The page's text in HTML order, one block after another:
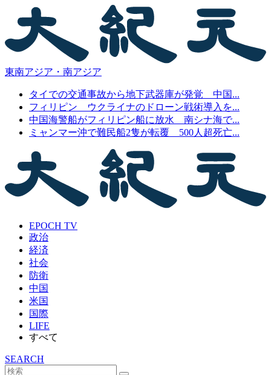
東南アジア・南アジア
タイでの交通事故から地下武器庫が発覚 中国...
フィリピン ウクライナのドローン戦術導入を...
中国海警船がフィリピン船に放水 南シナ海で...
ミャンマー沖で難民船2隻が転覆 500人超死亡...
EPOCH TV
政治
経済
社会
防衛
中国
米国
国際
LIFE
すべて
SEARCH